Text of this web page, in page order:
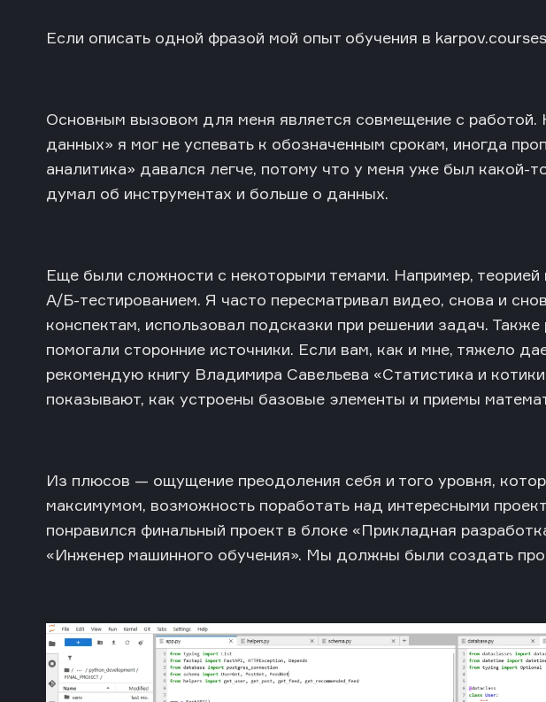
Если описать одной фразой мой опыт обучения в
Основным вызовом для меня является совмещение с работой.
данных» я мог не успевать к обозначенным срокам, иногда
аналитика» давался легче, потому что у меня уже был какой-
думал об инструментах и больше о данных.
Еще были сложности с некоторыми темами. Например, теорией
А/Б-тестированием. Я часто пересматривал видео, снова и
конспектам, использовал подсказки при решении задач. Также
помогали сторонние источники. Если вам, как и мне, тяжело
рекомендую книгу Владимира Савельева «Статистика и
показывают, как устроены базовые элементы и приемы
Из плюсов — ощущение преодоления себя и того уровня,
максимумом, возможность поработать над интересными
понравился финальный проект в блоке «Прикладная
«Инженер машинного обучения». Мы должны были создать